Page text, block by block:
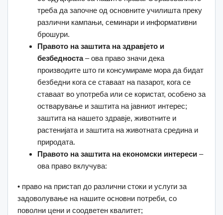
треба да започне од основните училишта преку
различни кампањи, семинари и информативни
брошури.
Правото на заштита на здравјето и
безбедноста– ова право значи дека
производите што ги консумираме мора да бидат
безбедни кога се ставаат на пазарот, кога се
ставаат во употреба или се користат, особено за
остварување и заштита на јавниот интерес;
заштита на нашето здравје, животните и
растенијата и заштита на животната средина и
природата.
Правото на заштита на економски интереси –
ова право вклучува:
• право на пристап до различни стоки и услуги за
задоволување на нашите основни потреби, со
поволни цени и соодветен квалитет;